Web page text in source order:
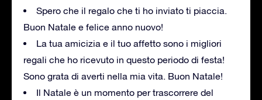
Spero che il regalo che ti ho inviato ti piaccia.
Buon Natale e felice anno nuovo!
La tua amicizia e il tuo affetto sono i migliori
regali che ho ricevuto in questo periodo di festa!
Sono grata di averti nella mia vita. Buon Natale!
Il Natale è un momento per trascorrere del